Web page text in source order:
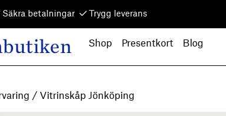
Säkra betalningar Trygg leverans
Shop Presentkort Blog
/ Vitrinskåp Jönköping